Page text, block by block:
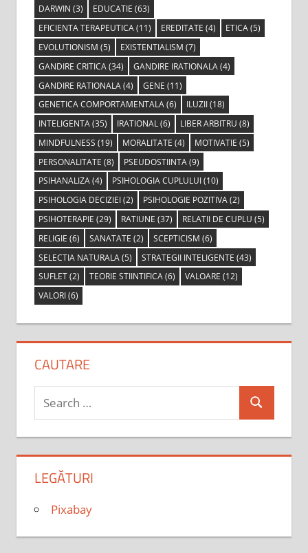
DARWIN (3) EDUCATIE (63)
EFICIENTA TERAPEUTICA(11) EREDITATE (4) ETICA(5)
EVOLUTIONISM (5) EXISTENTIALISM (7)
GANDIRE CRITICA(34) GANDIRE IRATIONALA(4)
GANDIRE RATIONALA(4) GENE (11)
GENETICA COMPORTAMENTALA(6) ILUZII(18)
INTELIGENTA(35) IRATIONAL(6) LIBER ARBITRU (8)
MINDFULNESS (19) MORALITATE (4) MOTIVATIE (5)
PERSONALITATE (8) PSEUDOSTIINTA(9)
PSIHANALIZA(4) PSIHOLOGIA CUPLULUI(10)
PSIHOLOGIA DECIZIEI(2) PSIHOLOGIE POZITIVA(2)
PSIHOTERAPIE (29) RATIUNE (37) RELATII DE CUPLU (5)
RELIGIE (6) SANATATE (2) SCEPTICISM (6)
SELECTIA NATURALA(5) STRATEGII INTELIGENTE (43)
SUFLET(2) TEORIE STIINTIFICA(6) VALOARE (12)
VALORI(6)
CAUTARE
Search
LEGĂTURI
Pixabay